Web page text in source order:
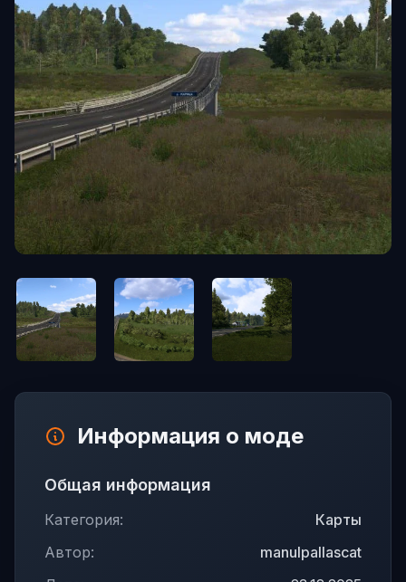
Информация о моде
Общая информация
Категория:
Карты
Автор:
manulpallascat